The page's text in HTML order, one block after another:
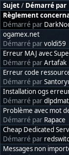
Sujet/ Démarré par
Règlement
Démarré par
ogamex.net
Démarré parvoldi59
Erreur MAJ avec
Démarré parArtafak
Erreur code
Démarré par
Installation ogs
Démarré par
Problème avec mot
Démarré par Rapace
Cheap Dedicated
Démarré par
Messages non